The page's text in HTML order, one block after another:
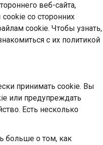
веб-сайта,
со сторонних
cookie. Чтобы узнать,
с их политикой
принимать cookie. Вы
или предупреждать
Есть несколько
больше о том, как